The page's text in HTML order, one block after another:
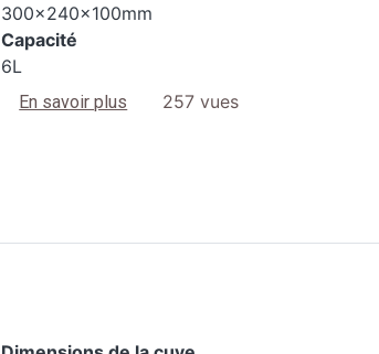
300x240x100mm
Capacité
6L
En savoir plus sur 3200 S3
257 vues